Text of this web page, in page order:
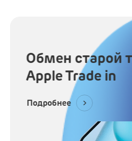
Обмен старой
Apple Trade in
Подробнее